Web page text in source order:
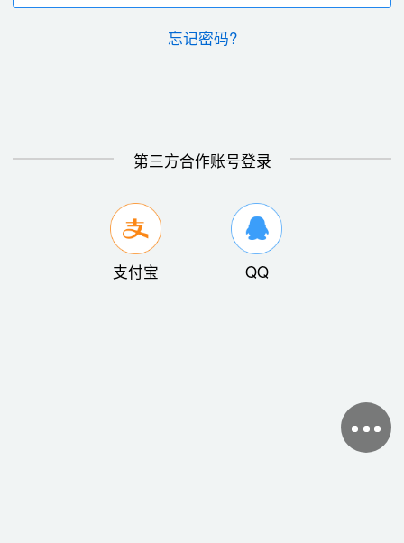
忘记密码?
第三方合作账号登录
支付宝 QQ